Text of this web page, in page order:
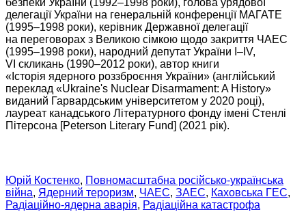
безпеки України (1992–1998 роки), голова урядової
делегації України на генеральній конференції МАГАТЕ
(1995–1998 роки), керівник Державної делегації
на переговорах з Великою сімкою щодо закриття ЧАЕС
(1995–1998 роки), народний депутат України I–IV,
VI скликань (1990–2012 роки), автор книги
«Історія ядерного роззброєння України» (англійський
переклад «Ukraine's Nuclear Disarmament: A History»
виданий Гарвардським університетом у 2020 році),
лауреат канадського Літературного фонду імені Стенлі
Пітерсона [Peterson Literary Fund] (2021 рік).
Юрій Костенко, Повномасштабна російсько-українська
війна, Ядерний тероризм, ЧАЕС, ЗАЕС, Каховська ГЕС,
Радіаційно-ядерна аварія, Радіаційна катастрофа